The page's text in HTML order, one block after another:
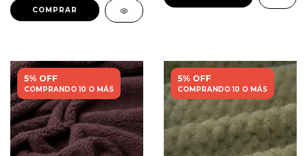
5% OFF
COMPRANDO 10 O MÁS
5% OFF
COMPRANDO 10 O MÁS